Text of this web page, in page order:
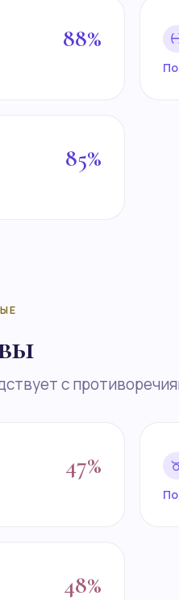
88%
85%
с
47%
48%